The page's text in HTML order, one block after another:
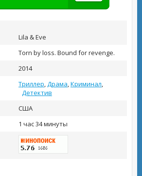
Lila & Eve
Torn by loss. Bound for revenge.
2014
Триллер,Драма,Криминал,
Детектив
США
1 час 34 минуты